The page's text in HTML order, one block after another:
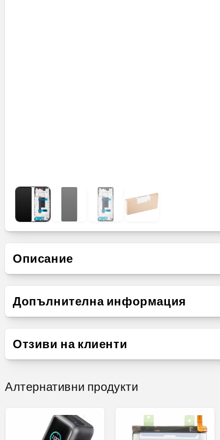
Описание
Презентация
Компонент Дисплей с тъчскрийн
Допълнителна информация
Xiaomi
Отзиви на клиенти
Алтернативни продукти